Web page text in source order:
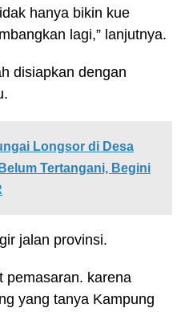
hanya bikin kue
lagi,” lanjutnya.
disiapkan dengan
Longsor di Desa
Tertangani, Begini
jalan provinsi.
pemasaran. karena
yang tanya Kampung